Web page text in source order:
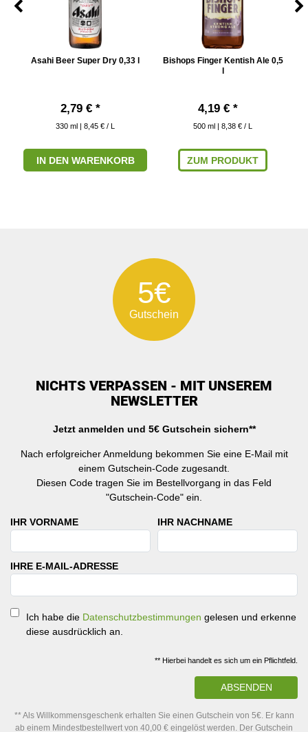
Asahi Beer Super Dry 0,33 l
2,79 € *
330 ml | 8,45 € / L
IN DEN WARENKORB
Bishops Finger Kentish Ale 0,5
4,19 € *
500 ml | 8,38 € / L
ZUM PRODUKT
5€
Gutschein
NICHTS VERPASSEN - MIT UNSEREM
NEWSLETTER
Jetzt anmelden und 5€ Gutschein sichern**
Nach erfolgreicher Anmeldung bekommen Sie eine E-Mail mit
einem Gutschein-Code zugesandt.
Diesen Code tragen Sie im Bestellvorgang in das Feld
"Gutschein-Code" ein.
IHR VORNAME IHR NACHNAME
IHRE E-MAIL-ADRESSE
Ich habe die Datenschutzbestimmungen gelesen und erkenne
diese ausdrücklich an.
** Hierbei handelt es sich um ein Pflichtfeld.
ABSENDEN
** Als Willkommensgeschenk erhalten Sie einen Gutschein von 5€. Er kann
ab einem Mindestbestellwert von 40,00 € eingelöst werden. Der Gutschein